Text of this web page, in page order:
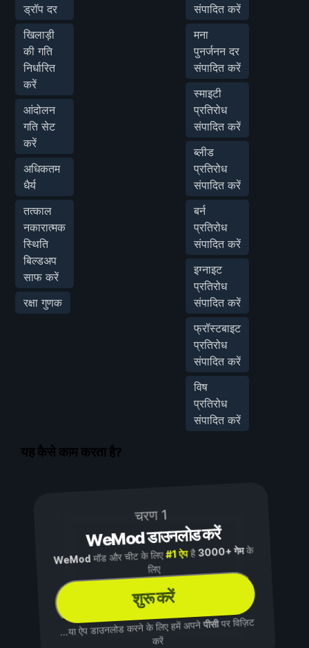
ड्रॉप दर
खिलाड़ी
की गति
निर्धारित
करें
आंदोलन
गति सेट
करें
अधिकतम
धैर्य
तत्काल
नकारात्मक
स्थिति
बिल्डअप
साफ करें
रक्षा गुणक
संपादित करें
मना
पुनर्जनन दर
संपादित करें
स्माइटी
प्रतिरोध
संपादित करें
ब्लीड
प्रतिरोध
संपादित करें
बर्न
प्रतिरोध
संपादित करें
इग्नाइट
प्रतिरोध
संपादित करें
फ्रॉस्टबाइट
प्रतिरोध
संपादित करें
विष
प्रतिरोध
संपादित करें
यह कैसे काम करता है?
चरण 1
WeMod डाउनलोड करें
WeMod मॉड और चीट के लिए#1 ऐपहै3000+ गेमके
लिए
शुरू करें
...या ऐप डाउनलोड करने के लिए हमें अपनेपीसीपर विज़िट
करें